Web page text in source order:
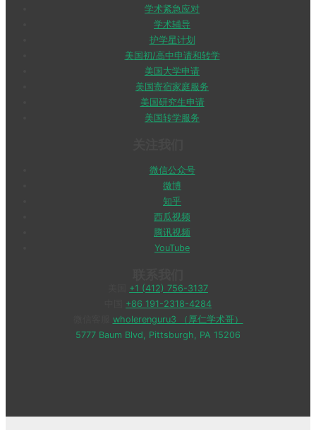
学术紧急应对
学术辅导
护学星计划
美国初/高中申请和转学
美国大学申请
美国寄宿家庭服务
美国研究生申请
美国转学服务
微信公众号
微博
知乎
西瓜视频
腾讯视频
YouTube
+1 (412) 756-3137
+86 191-2318-4284
wholerenguru3 （厚仁学术哥）
5777 Baum Blvd, Pittsburgh, PA 15206